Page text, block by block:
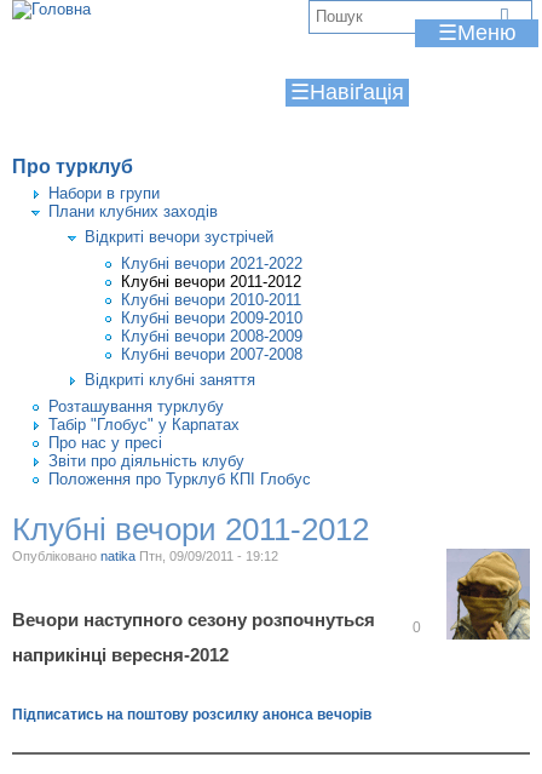
Jump to navigation
☰
Про турклуб
Набори в групи
Плани клубних заходів
Відкриті вечори зустрічей
Клубні вечори 2021-2022
Клубні вечори 2011-2012
Клубні вечори 2010-2011
Клубні вечори 2009-2010
Клубні вечори 2008-2009
Клубні вечори 2007-2008
Відкриті клубні заняття
Розташування турклубу
Табір "Глобус" у Карпатах
Про нас у пресі
Звіти про діяльність клубу
Положення про Турклуб КПІ Глобус
☰
Клубні вечори 2011-2012
Опубліковано natika Птн, 09/09/2011 - 19:12
и
0
Вечори наступного сезону розпочнуться
наприкінці вересня-2012
Підписатись на поштову розсилку анонса вечорів